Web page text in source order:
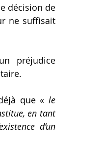
décision de
ne suffisait
préjudice
que « le
en tant
d’un